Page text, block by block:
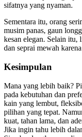
sifatnya yang nyaman.
Sementara itu, orang
musim panas, gaun
kesan elegan. Selain itu,
dan seprai mewah
Kesimpulan
Mana yang lebih baik?
pada kebutuhan dan
kain yang lembut,
pilihan yang tepat.
kuat, tahan lama, dan
Jika ingin tahu lebih